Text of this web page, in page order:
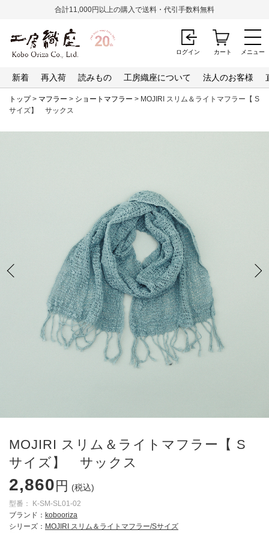
メニュー
合計11,000円以上の購入で送料・代引手数料無料
新着 再入荷 読みもの 工房織座について 法人のお客様
ログイン カート
トップ> マフラー > ショートマフラー > MOJIRI スリム＆ライトマフラー【 S
サイズ】 サックス
MOJIRI スリム＆ライトマフラー【 S
サイズ】 サックス
2,860 円 (税込)
型番：
K-SM-SL01-02
ブランド： kobooriza
シリーズ： MOJIRI スリム＆ライトマフラー/Sサイズ